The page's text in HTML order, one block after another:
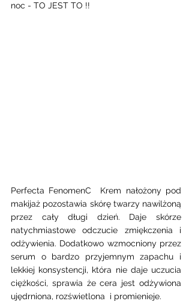
noc - TO JEST TO !!
Perfecta FenomenC  Krem nałożony pod
makijaż pozostawia skórę twarzy nawilżoną
przez cały długi dzień. Daje skórze
natychmiastowe odczucie zmiękczenia i
odżywienia. Dodatkowo wzmocniony przez
serum o bardzo przyjemnym zapachu i
lekkiej konsystencji, która nie daje uczucia
ciężkości, sprawia że cera jest odżywiona
ujędrniona, rozświetlona  i promienieje.